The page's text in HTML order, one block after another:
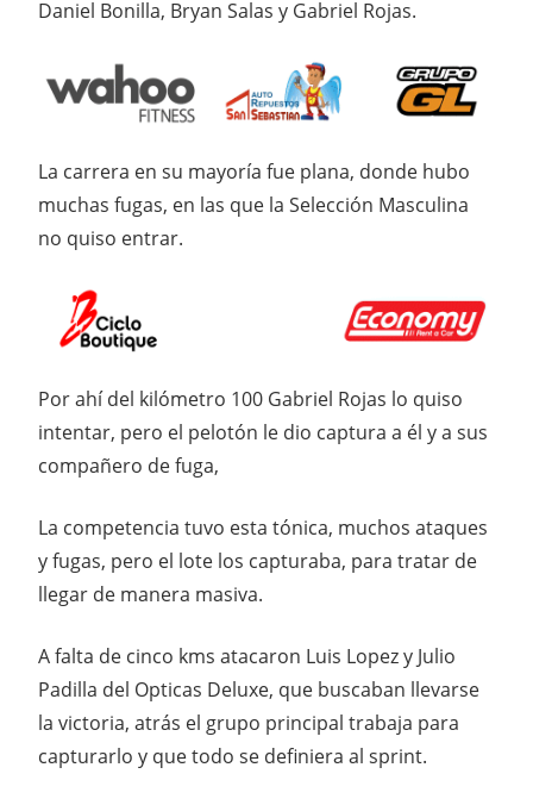
Daniel Bonilla, Bryan Salas y Gabriel Rojas.
La carrera en su mayoría fue plana, donde hubo
muchas fugas, en las que la Selección Masculina
no quiso entrar.
Por ahí del kilómetro 100 Gabriel Rojas lo quiso
intentar, pero el pelotón le dio captura a él y a sus
compañero de fuga,
La competencia tuvo esta tónica, muchos ataques
y fugas, pero el lote los capturaba, para tratar de
llegar de manera masiva.
A falta de cinco kms atacaron Luis Lopez y Julio
Padilla del Opticas Deluxe, que buscaban llevarse
la victoria, atrás el grupo principal trabaja para
capturarlo y que todo se definiera al sprint.